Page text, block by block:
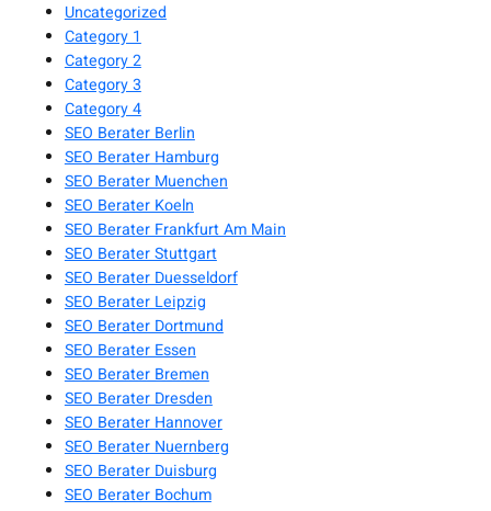
Uncategorized
Category 1
Category 2
Category 3
Category 4
SEO Berater Berlin
SEO Berater Hamburg
SEO Berater Muenchen
SEO Berater Koeln
SEO Berater Frankfurt Am Main
SEO Berater Stuttgart
SEO Berater Duesseldorf
SEO Berater Leipzig
SEO Berater Dortmund
SEO Berater Essen
SEO Berater Bremen
SEO Berater Dresden
SEO Berater Hannover
SEO Berater Nuernberg
SEO Berater Duisburg
SEO Berater Bochum